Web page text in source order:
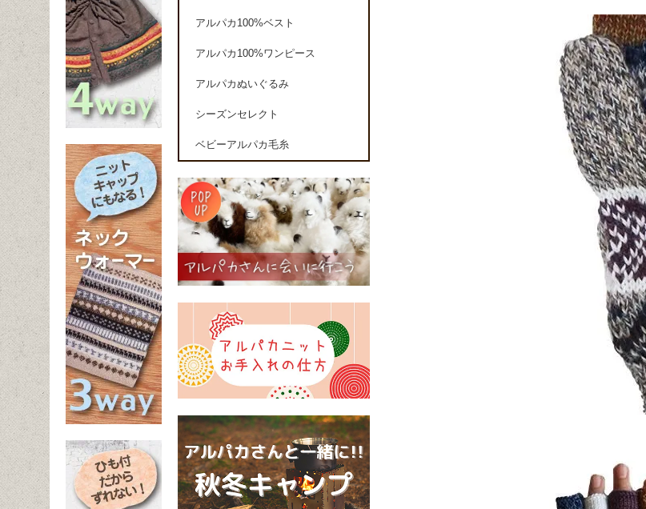
アルパカ100%ベスト
アルパカ100%ワンピース
アルパカぬいぐるみ
シーズンセレクト
ベビーアルパカ毛糸